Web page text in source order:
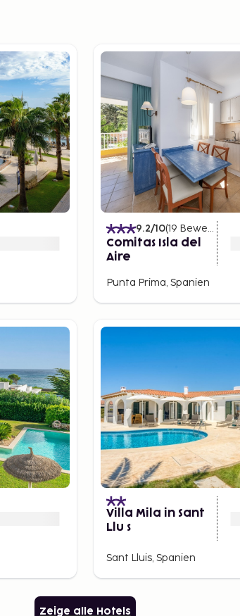
9.2/10(19 Bewertungen
Comitas Isla del
Aire
Punta Prima, Spanien
Villa Mila in Sant
Llu s
Sant Lluis, Spanien
Zeige alle Hotels